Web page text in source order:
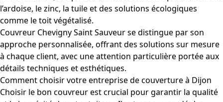
l’ardoise, le zinc, la tuile et des solutions écologiques
comme le toit végétalisé.
Couvreur Chevigny Saint Sauveur se distingue par son
approche personnalisée, offrant des solutions sur mesure
à chaque client, avec une attention particulière portée aux
détails techniques et esthétiques.
Comment choisir votre entreprise de couverture à Dijon
Choisir le bon couvreur est crucial pour garantir la qualité